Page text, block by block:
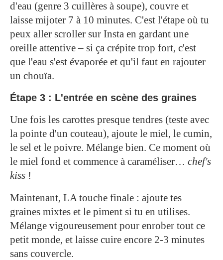
d'eau (genre 3 cuillères à soupe), couvre et
laisse mijoter 7 à 10 minutes. C'est l'étape où tu
peux aller scroller sur Insta en gardant une
oreille attentive – si ça crépite trop fort, c'est
que l'eau s'est évaporée et qu'il faut en rajouter
un chouïa.
Étape 3 : L'entrée en scène des graines
Une fois les carottes presque tendres (teste avec
la pointe d'un couteau), ajoute le miel, le cumin,
le sel et le poivre. Mélange bien. Ce moment où
le miel fond et commence à caraméliser… chef's
kiss !
Maintenant, LA touche finale : ajoute tes
graines mixtes et le piment si tu en utilises.
Mélange vigoureusement pour enrober tout ce
petit monde, et laisse cuire encore 2-3 minutes
sans couvercle.